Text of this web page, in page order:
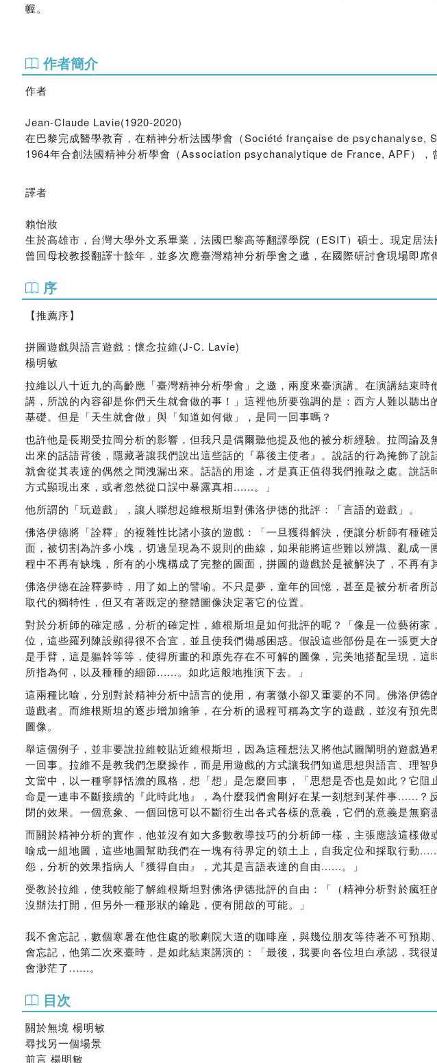
幄。
作者簡介
作者
Jean-Claude Lavie(1920-2020)
在巴黎完成醫學教育，在精神分析法國學會（Société française de psychanalyse,
1964年合創法國精神分析學會（Association psychanalytique de France, APF）
譯者
賴怡妝
生於高雄市，台灣大學外文系畢業，法國巴黎高等翻譯學院（ESIT）碩士。現定居
曾回母校教授翻譯十餘年，並多次應臺灣精神分析學會之邀，在國際研討會現場即席
序
【推薦序】
拼圖遊戲與語言遊戲：懷念拉維(J-C. Lavie)
楊明敏
拉維以八十近九的高齡應「臺灣精神分析學會」之邀，兩度來臺演講。在演講結束
講，所說的內容卻是你們天生就會做的事！」這裡他所要強調的是：西方人難以聽
基礎。但是「天生就會做」與「知道如何做」，是同一回事嗎？
也許他是長期受拉岡分析的影響，但我只是偶爾聽他提及他的被分析經驗。拉岡論
出來的話語背後，隱藏著讓我們說出這些話的『幕後主使者』。說話的行為掩飾了
就會從其表達的偶然之間洩漏出來。話語的用途，才是真正值得我們推敲之處。說
方式顯現出來，或者忽然從口誤中暴露真相......。」
他所謂的「玩遊戲」，讓人聯想起維根斯坦對佛洛伊德的批評：「言語的遊戲」。
佛洛伊德將「詮釋」的複雜性比諸小孩的遊戲：「一旦獲得解決，便讓分析師有種
面，被切割為許多小塊，切邊呈現為不規則的曲線，如果能將這些難以辨識、亂成
程中不再有缺塊，所有的小塊構成了完整的圖面，拼圖的遊戲於是被解決了，不再有
佛洛伊德在詮釋夢時，用了如上的譬喻。不只是夢，童年的回憶，甚至是被分析者
取代的獨特性，但又有著既定的整體圖像決定著它的位置。
對於分析師的確定感，分析的確定性，維根斯坦是如何批評的呢？「像是一位藝術
位，這些羅列陳設顯得很不合宜，並且使我們備感困惑。假設這些部份是在一張更
是手臂，這是軀幹等等，使得所畫的和原先存在不可解的圖像，完美地搭配呈現，
所指為何，以及種種的細節......。如此這般地推演下去。」
這兩種比喻，分別對於精神分析中語言的使用，有著微小卻又重要的不同。佛洛伊
遊戲者。而維根斯坦的逐步增加繪筆，在分析的過程可稱為文字的遊戲，並沒有預
圖像。
舉這個例子，並非要說拉維較貼近維根斯坦，因為這種想法又將他試圖闡明的遊戲
一回事。拉維不是教我們怎麼操作，而是用遊戲的方式讓我們知道思想與語言、理
文當中，以一種寧靜恬澹的風格，想「想」是怎麼回事，「思想是否也是如此？它
命是一連串不斷接續的『此時此地』，為什麼我們會剛好在某一刻想到某件事......
閉的效果。一個意象、一個回憶可以不斷衍生出各式各樣的意義，它們的意義是無窮
而關於精神分析的實作，他並沒有如大多數教導技巧的分析師一樣，主張應該這樣
喻成一組地圖，這些地圖幫助我們在一塊有待界定的領土上，自我定位和採取行動
怨，分析的效果指病人『獲得自由』，尤其是言語表達的自由......。」
受教於拉維，使我較能了解維根斯坦對佛洛伊德批評的自由：「（精神分析對於瘋
沒辦法打開，但另外一種形狀的鑰匙，便有開啟的可能。」
我不會忘記，數個寒暑在他住處的歌劇院大道的咖啡座，與幾位朋友等待著不可預
會忘記，他第二次來臺時，是如此結束講演的：「最後，我要向各位坦白承認，我
會渺茫了......。
目次
關於無境 楊明敏
尋找另一個場景
前言 楊明敏